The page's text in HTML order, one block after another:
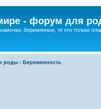
- форум для
беременные, те кто только
роды ‹ Беременность